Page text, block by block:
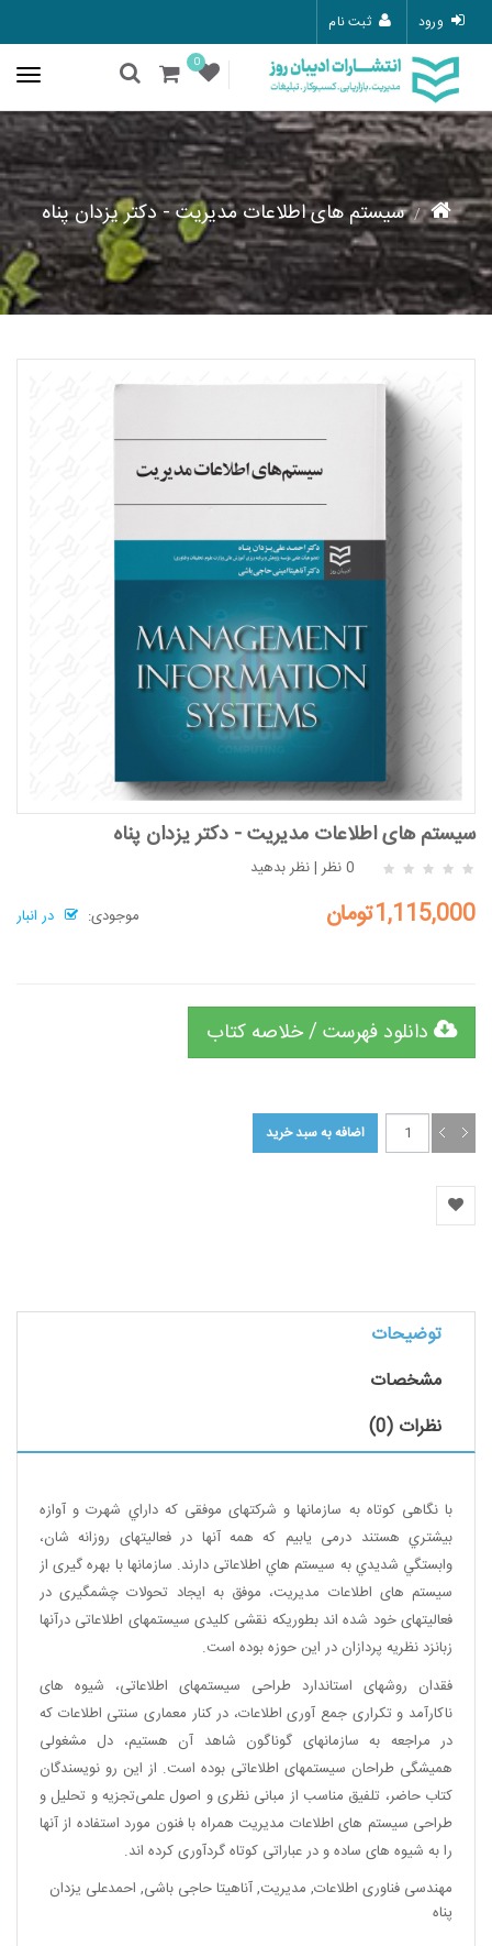
ورود ثبت نام
0
سیستم های اطلاعات مدیریت - دکتر یزدان پناه
سیستم های اطلاعات مدیریت - دکتر یزدان پناه
0 نظر |نظر بدهید
موجودی:
در انبار 1,115,000تومان
دانلود فهرست / خلاصه کتاب
توضیحات
مشخصات
نظرات (0)
با نگاهی كوتاه به سازمان­ها و شركت­های موفقی كه داراي شهرت و آوازه
بيشتري هستند درمی ­يابيم كه همه آن­ها در فعاليت­های روزانه­ شان،
وابستگي شديدي به سيستم­ هاي اطلاعاتی دارند. سازمان­ها با بهره ­گیری از
سیستم ­های اطلاعات مدیریت، موفق به ایجاد تحولات چشم­گیری در
فعالیت­های خود شده ­اند بطوری­که نقشی كليدی سيستم­های اطلاعاتی درآن­ها
زبانزد نظریه پردازان در این حوزه بوده است.
فقدان روش­های استاندارد طراحی سیستم­های اطلاعاتی، شیوه­ های
ناکارآمد و تکراری جمع­ آوری اطلاعات، در کنار معماری سنتی اطلاعات که
در مراجعه به سازمان­های گوناگون شاهد آن هستیم، دل­ مشغولی
همیشگی طراحان سیستم­های اطلاعاتی بوده است. از این رو نویسندگان
کتاب حاضر، تلفیق مناسب از مبانی نظری و اصول علمی‌تجزیه و تحلیل و
طراحی سیستم ­های اطلاعات مدیریت همراه با فنون مورد استفاده از آن­ها
را به شیوه ه­ای ساده و در عباراتی کوتاه گردآوری کرده ­اند.
مهندسی فناوری اطلاعات, مدیریت,آناهیتا حاجی باشی, احمدعلی یزدان
پناه